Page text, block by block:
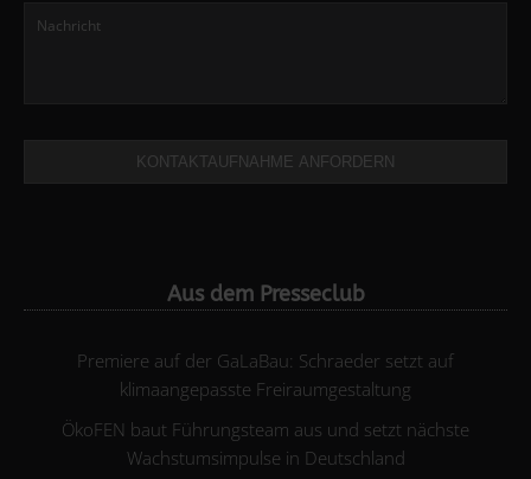
KONTAKTAUFNAHME ANFORDERN
Aus dem Presseclub
Premiere auf der GaLaBau: Schraeder setzt auf
klimaangepasste Freiraumgestaltung
ÖkoFEN baut Führungsteam aus und setzt nächste
Wachstumsimpulse in Deutschland